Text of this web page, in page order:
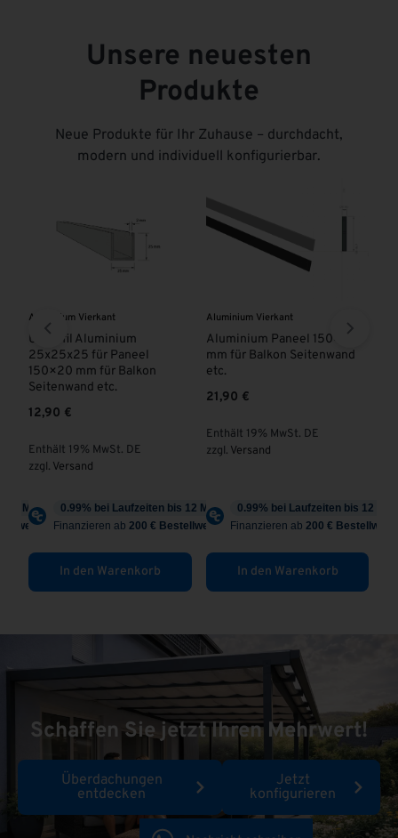
Unsere neuesten
Produkte
Neue Produkte für Ihr Zuhause – durchdacht,
modern und individuell konfigurierbar.
Aluminium Vierkant
U-Profil Aluminium
25x25x25 für Paneel
150×20 mm für Balkon
Seitenwand etc.
12,90 €
Enthält 19% MwSt. DE
zzgl. Versand
In den Warenkorb
Aluminium Vierkant
Aluminium Paneel 150×20
mm für Balkon Seitenwand
etc.
21,90 €
Enthält 19% MwSt. DE
zzgl. Versand
In den Warenkorb
Schaffen Sie jetzt Ihren Mehrwert!
Überdachungen
entdecken
Jetzt
konfigurieren